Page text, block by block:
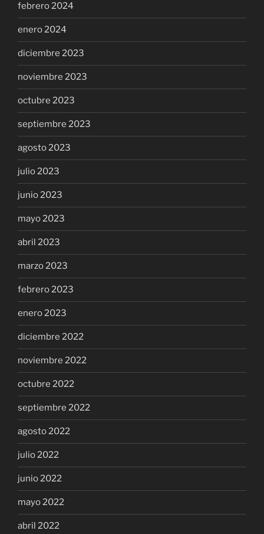
febrero 2024
enero 2024
diciembre 2023
noviembre 2023
octubre 2023
septiembre 2023
agosto 2023
julio 2023
junio 2023
mayo 2023
abril 2023
marzo 2023
febrero 2023
enero 2023
diciembre 2022
noviembre 2022
octubre 2022
septiembre 2022
agosto 2022
julio 2022
junio 2022
mayo 2022
abril 2022